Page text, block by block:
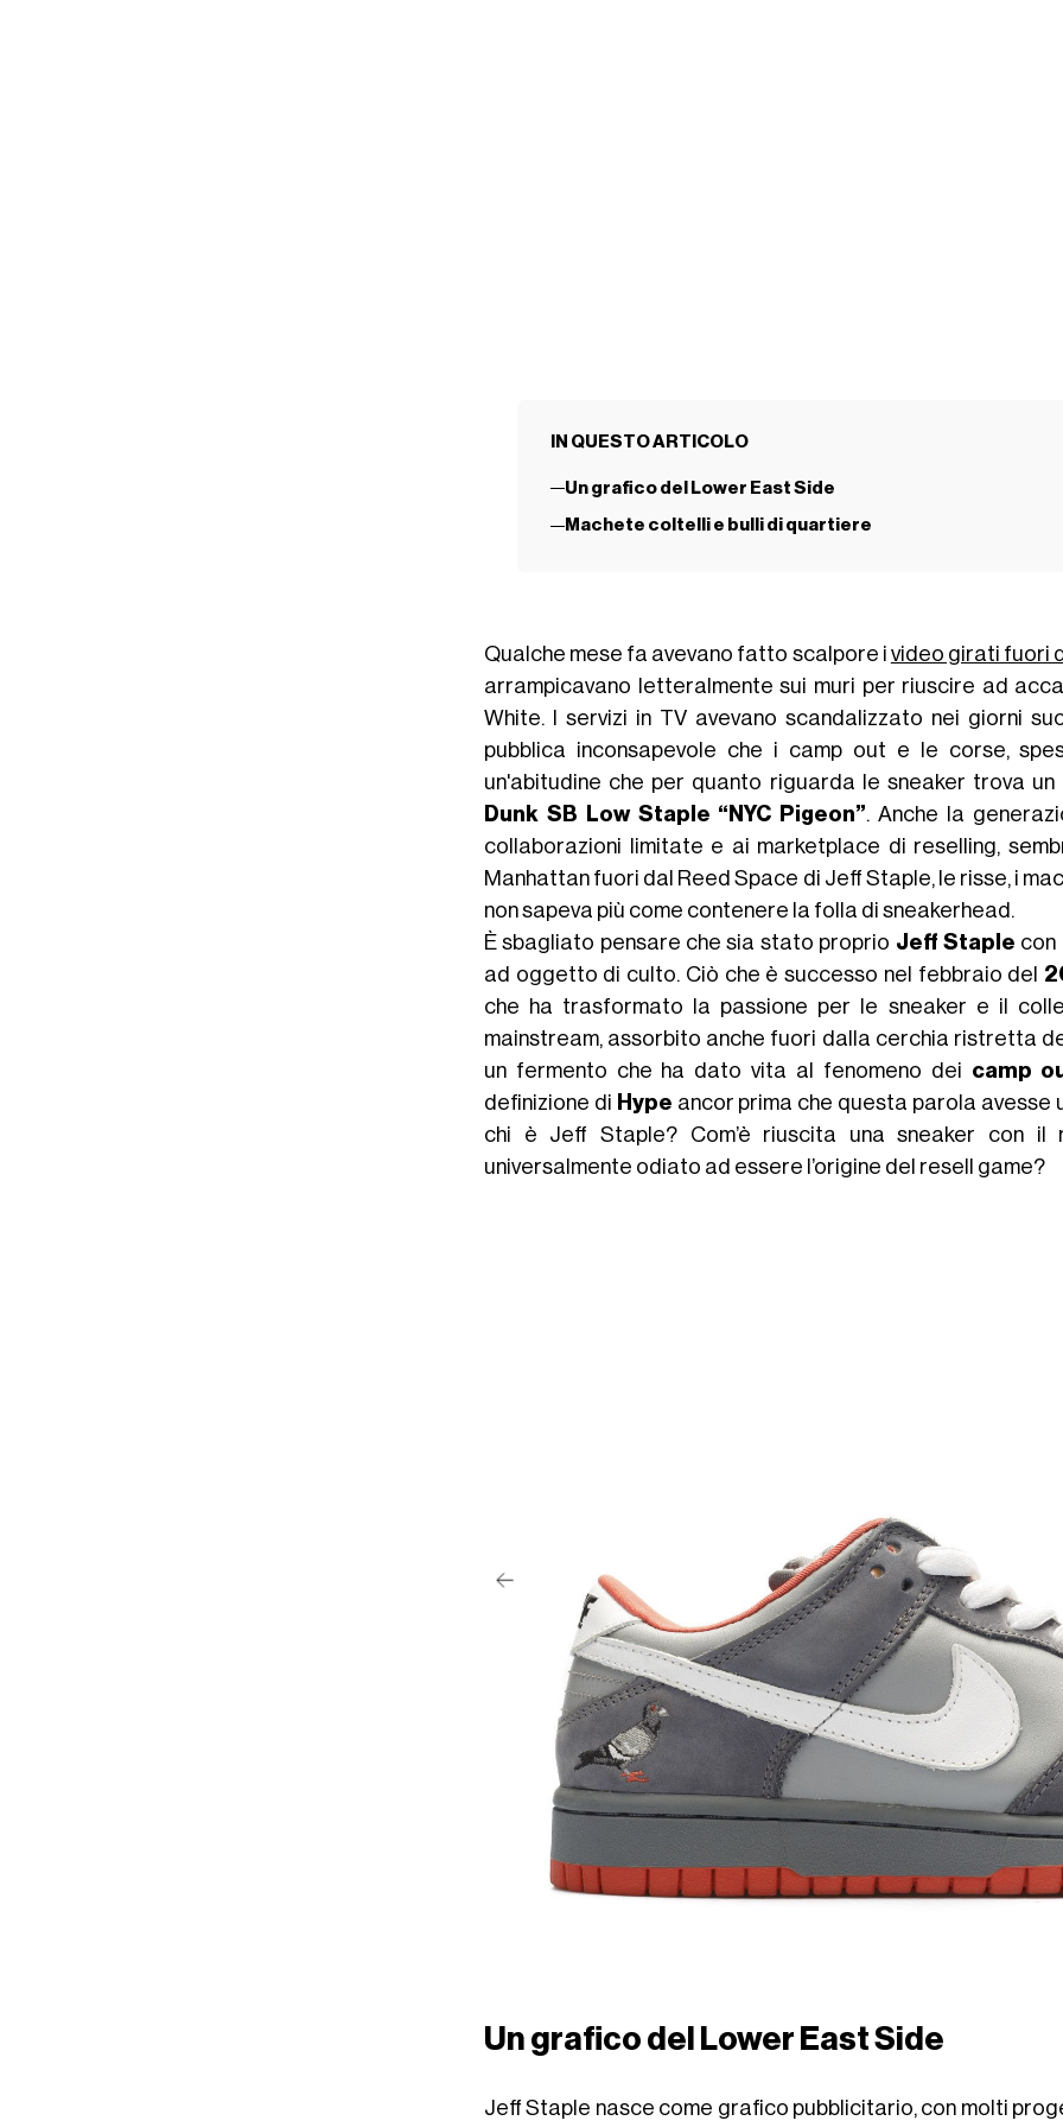
IN QUESTO ARTICOLO
Un grafico del Lower East Side
Machete coltelli e bulli di quartiere
Qualche mese fa avevano fatto scalpore i video girati fuori
arrampicavano letteralmente sui muri per riuscire ad
White. I servizi in TV avevano scandalizzato nei giorni
pubblica inconsapevole che i camp out e le corse,
un'abitudine che per quanto riguarda le sneaker trova
Dunk SB Low Staple “NYC Pigeon”. Anche la
collaborazioni limitate e ai marketplace di reselling,
Manhattan fuori dal Reed Space di Jeff Staple, le risse, i
non sapeva più come contenere la folla di sneakerhead.
È sbagliato pensare che sia stato proprio Jeff Staple con
ad oggetto di culto. Ciò che è successo nel febbraio del
che ha trasformato la passione per le sneaker e il
mainstream, assorbito anche fuori dalla cerchia ristretta
un fermento che ha dato vita al fenomeno dei camp
definizione di Hype ancor prima che questa parola avesse
chi è Jeff Staple? Com’è riuscita una sneaker con
universalmente odiato ad essere l’origine del resell game?
Un grafico del Lower East Side
Jeff Staple nasce come grafico pubblicitario, con molti